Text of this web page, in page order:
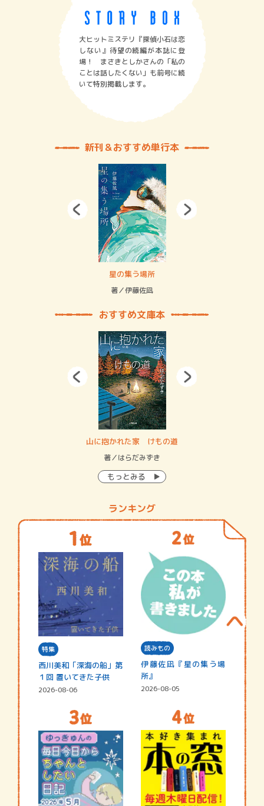
大ヒットミステリ『探偵小石は恋
しない』待望の続編が本誌に登
場！ まさきとしかさんの「私の
ことは話したくない」も前号に続
いて特別掲載します。
新刊＆おすすめ単行本
星の集う場所
著／伊藤佐凪
おすすめ文庫本
山に抱かれた家 けもの道
著／はらだみずき
もっとみる
ランキング
特集
西川美和「深海の船」第
１回 置いてきた子供
2026-08-06
読みもの
伊藤佐凪『星の集う場
所』
2026-08-05